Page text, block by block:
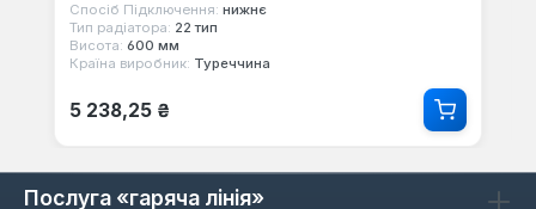
Спосіб Підключення: нижнє
Тип радіатора: 22 тип
Висота: 600 мм
Країна виробник: Туреччина
Звичайна ціна:
5 238,25 ₴
Послуга «гаряча лінія»